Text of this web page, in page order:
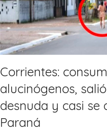
Corrientes:
alucinógenos,
desnuda y casi se
Paraná